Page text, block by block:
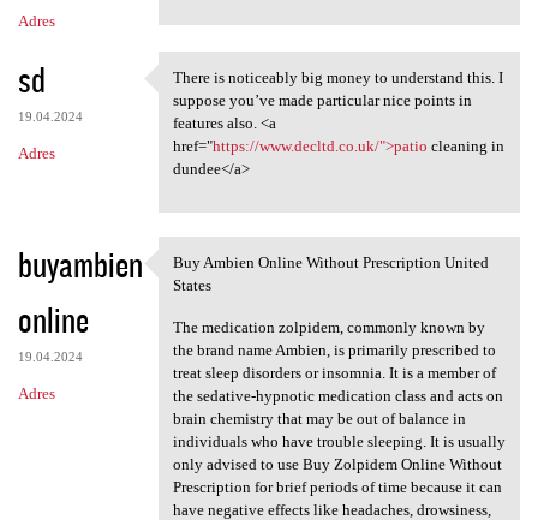
Adres
sd
19.04.2024
Adres
There is noticeably big money
There is noticeably big money to understand this. I
suppose you’ve made particular nice points in
features also. <a
href="https://www.decltd.co.uk/">patio cleaning in
dundee</a>
buyambien
online
19.04.2024
Adres
Buy Ambien Online Without
Buy Ambien Online Without Prescription United
States
The medication zolpidem, commonly known by
the brand name Ambien, is primarily prescribed to
treat sleep disorders or insomnia. It is a member of
the sedative-hypnotic medication class and acts on
brain chemistry that may be out of balance in
individuals who have trouble sleeping. It is usually
only advised to use Buy Zolpidem Online Without
Prescription for brief periods of time because it can
have negative effects like headaches, drowsiness,